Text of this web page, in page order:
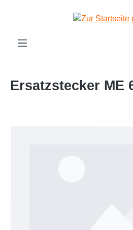
Zum Hauptinhalt springen
Ersatzstecker ME